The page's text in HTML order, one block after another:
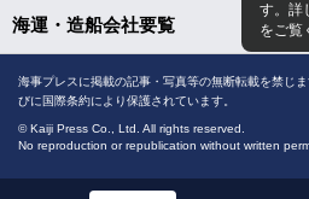
す。詳
をご覧
海運・造船会社要覧
海事プレスに掲載の記事・写真等の無断転載を禁じ
びに国際条約により保護されています。
© Kaiji Press Co., Ltd. All rights reserved.
No reproduction or republication without written